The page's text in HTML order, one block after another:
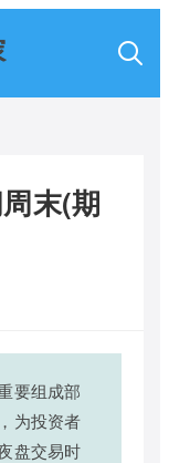
末(期
要组成部
为投资者
盘交易时